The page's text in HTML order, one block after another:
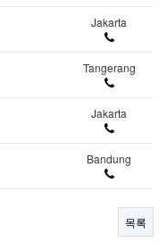
Jakarta
Tangerang
Jakarta
Bandung
목록